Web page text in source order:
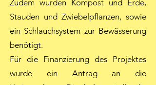
Zudem wurden Kompost und Erde,
Stauden und Zwiebelpflanzen, sowie
ein Schlauchsystem zur Bewässerung
benötigt.
Für die Finanzierung des Projektes
wurde ein Antrag an die